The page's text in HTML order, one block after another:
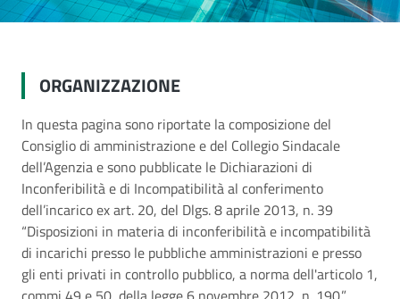
ORGANIZZAZIONE
In questa pagina sono riportate la composizione del
Consiglio di amministrazione e del Collegio Sindacale
dell’Agenzia e sono pubblicate le Dichiarazioni di
Inconferibilità e di Incompatibilità al conferimento
dell’incarico ex art. 20, del Dlgs. 8 aprile 2013, n. 39
“Disposizioni in materia di inconferibilità e incompatibilità
di incarichi presso le pubbliche amministrazioni e presso
gli enti privati in controllo pubblico, a norma dell'articolo 1,